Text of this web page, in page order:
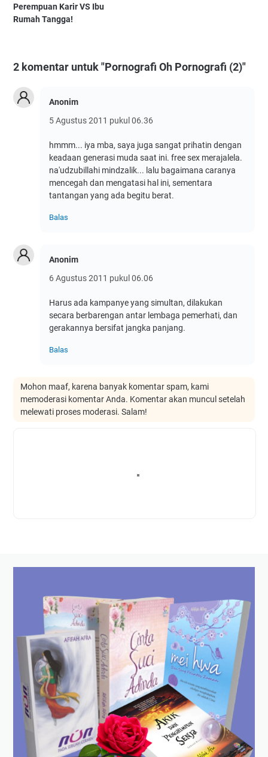
Perempuan Karir VS Ibu
Rumah Tangga!
2 komentar untuk "Pornografi Oh Pornografi (2)"
Anonim
5 Agustus 2011 pukul 06.36
hmmm... iya mba, saya juga sangat prihatin dengan
keadaan generasi muda saat ini. free sex merajalela.
na'udzubillahi mindzalik... lalu bagaimana caranya
mencegah dan mengatasi hal ini, sementara
tantangan yang ada begitu berat.
Balas
Anonim
6 Agustus 2011 pukul 06.06
Harus ada kampanye yang simultan, dilakukan
secara berbarengan antar lembaga pemerhati, dan
gerakannya bersifat jangka panjang.
Balas
Mohon maaf, karena banyak komentar spam, kami
memoderasi komentar Anda. Komentar akan muncul setelah
melewati proses moderasi. Salam!